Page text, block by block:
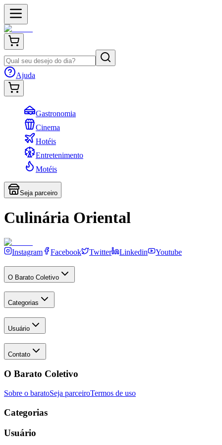
Ajuda
Gastronomia
Cinema
Hotéis
Entretenimento
Motéis
Seja parceiro
Culinária Oriental
Instagram Facebook Twitter Linkedin Youtube
O Barato Coletivo
Categorias
Usuário
Contato
O Barato Coletivo
Sobre o baratoSeja parceiroTermos de uso
Categorias
Usuário